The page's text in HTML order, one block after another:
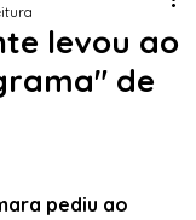
levou ao
de
5 estrelas.
pediu ao